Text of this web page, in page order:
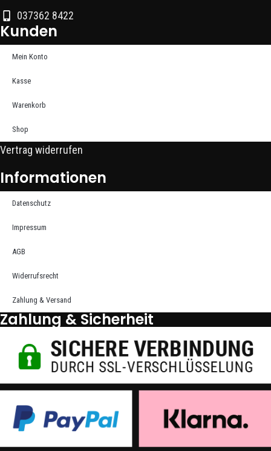
037362 8422
Kunden
Mein Konto
Kasse
Warenkorb
Shop
Vertrag widerrufen
Informationen
Datenschutz
Impressum
AGB
Widerrufsrecht
Zahlung & Versand
Zahlung & Sicherheit